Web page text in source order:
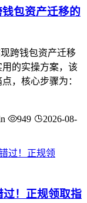
包资产迁移的
跨钱包资产迁移
的实操方案，该
，核心步骤为：
949
2026-08-
！正规领取指